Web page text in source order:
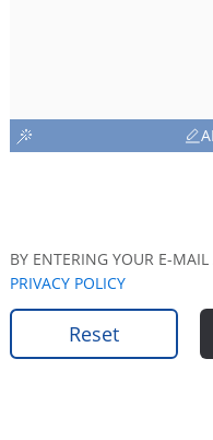
BY ENTERING YOUR E-
PRIVACY POLICY
Reset